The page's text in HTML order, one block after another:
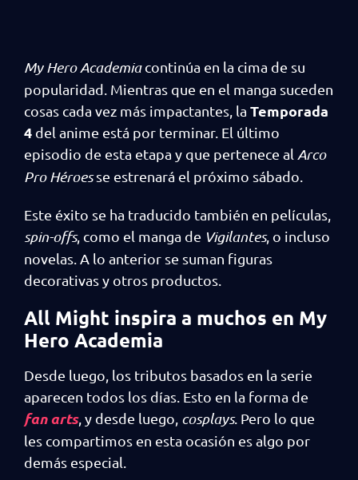
My Hero Academiacontinúa en la cima de su
popularidad. Mientras que en el manga suceden
cosas cada vez más impactantes, la Temporada
4 del anime está por terminar. El último
episodio de esta etapa y que pertenece al Arco
Pro Héroesse estrenará el próximo sábado.
Este éxito se ha traducido también en películas,
spin-offs, como el manga de Vigilantes, o incluso
novelas. A lo anterior se suman figuras
decorativas y otros productos.
All Might inspira a muchos en My
Hero Academia
Desde luego, los tributos basados en la serie
aparecen todos los días. Esto en la forma de
fan arts, y desde luego, cosplays. Pero lo que
les compartimos en esta ocasión es algo por
demás especial.